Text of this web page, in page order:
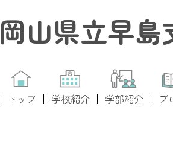
岡山県立早島
トップ 学校紹介 学部紹介 ブ